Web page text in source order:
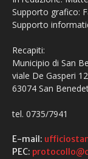
Supporto grafico:
Supporto
Recapiti:
Municipio di San
viale De Gasperi
63074 San
tel. 0735/7941
E-mail:
PEC: